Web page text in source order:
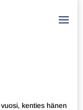
kenties hänen